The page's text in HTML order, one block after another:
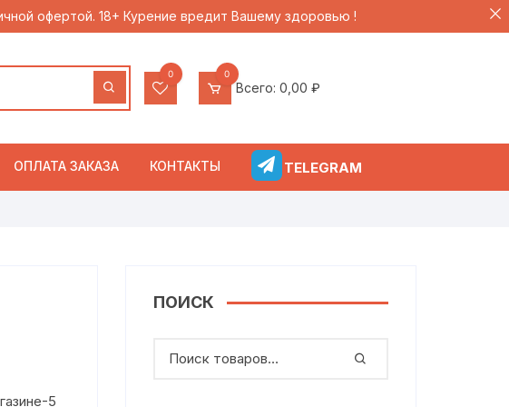
офертой. 18+ Курение вредит Вашему здоровью !
0 0
Всего: 0,00 ₽
ОПЛАТА ЗАКАЗА КОНТАКТЫ TELEGRAM
5
ПОИСК